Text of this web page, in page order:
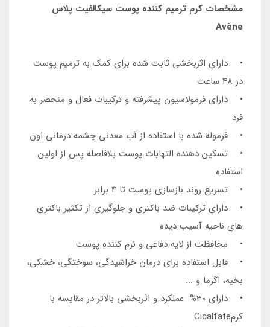
مشخصات کرم ترمیم کننده پوست سیکالفیت پلاس
Avène
• دارای اثربخشی ثابت شده برای کمک به ترمیم پوست
در 48 ساعت
• دارای فرمولاسیون پیشرفته و ترکیبات فعال و منحصر به
فرد
• فرموله شده با استفاده از آب معدنی چشمه درمانی اون
• تسکین دهنده التهابات پوست بلافاصله پس از اولین
استفاده
• تسریع روند بازسازی پوست تا 4 برابر
• دارای ترکیبات ضد باکتری و جلوگیری از تکثیر باکتری
های ناحیه آسیب دیده
• محافظت از لایه دفاعی و نرم کننده پوست
• قابل استفاده برای درمان خراشیدگی، سوختگی، خشکی،
بخیه، اگزما و ...
• دارای 30% عملکرد و اثربخشی بالاتر در مقایسه با
کرمCicalfate